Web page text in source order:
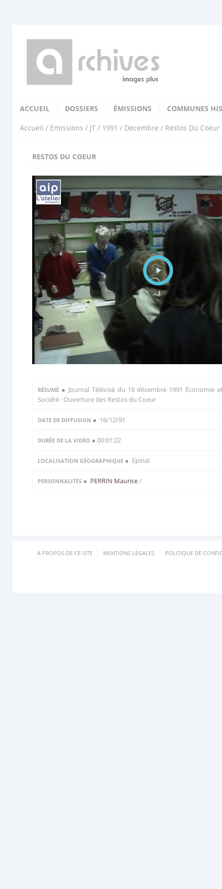
ACCUEIL DOSSIERS ÉMISSIONS COMMUNES
Accueil / Emissions / JT / 1991 / Decembre / Restos Du Coeur
RESTOS DU COEUR
RÉSUMÉ ● Journal Télévisé du 16 décembre 1991 Économie
Société : Ouverture des Restos du Coeur
DATE DE DIFFUSION ● 16/12/91
DURÉE DE LA VIDÉO ● 00:01:22
LOCALISATION GÉOGRAPHIQUE ● Epinal
PERSONNALITÉS ● PERRIN Maurice/
A PROPOS DE CE SITE MENTIONS LÉGALES POLITIQUE DE